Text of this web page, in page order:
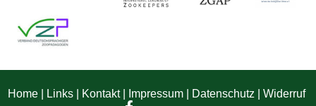
Home Links Kontakt| Impressum Datenschutz |Widerruf